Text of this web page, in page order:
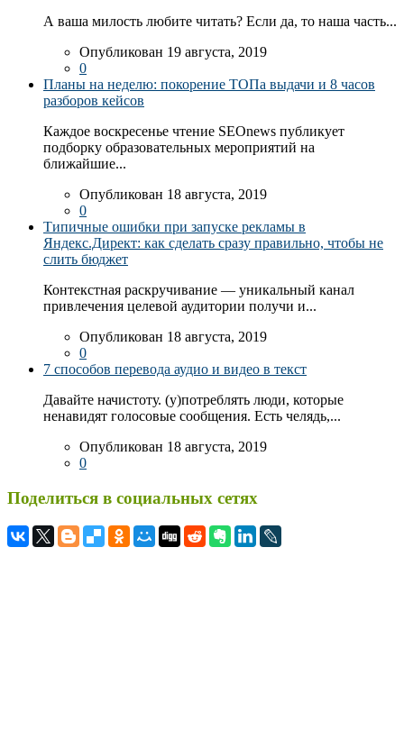
А ваша милость любите читать? Если да, то наша часть...
Опубликован 19 августа, 2019
0
Планы на неделю: покорение ТОПа выдачи и 8 часов
разборов кейсов
Каждое воскресенье чтение SEOnews публикует
подборку образовательных мероприятий на
ближайшие...
Опубликован 18 августа, 2019
0
Типичные ошибки при запуске рекламы в
Яндекс.Директ: как сделать сразу правильно, чтобы не
слить бюджет
Контекстная раскручивание — уникальный канал
привлечения целевой аудитории получи и...
Опубликован 18 августа, 2019
0
7 способов перевода аудио и видео в текст
Давайте начистоту. (у)потреблять люди, которые
ненавидят голосовые сообщения. Есть челядь,...
Опубликован 18 августа, 2019
0
Поделиться в социальных сетях